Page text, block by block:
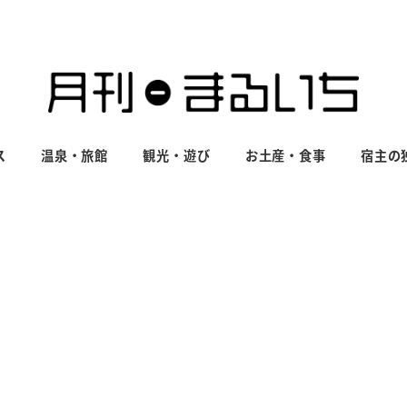
温泉・旅館 観光・遊び お土産・食事 宿主の